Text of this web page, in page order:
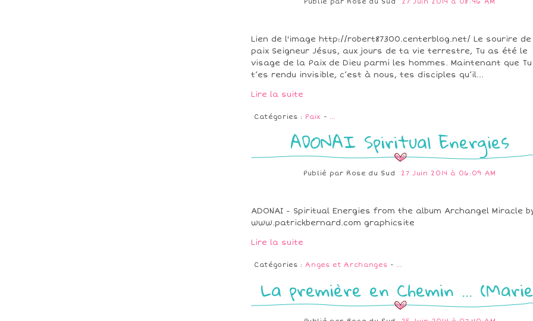
Publié par Rose du Sud 27 Juin 2014 à 08:46 AM
Lien de l'image http://robert87300.centerblog.net/ Le sourire de
paix Seigneur Jésus, aux jours de ta vie terrestre, Tu as été le
visage de la Paix de Dieu parmi les hommes. Maintenant que Tu
t’es rendu invisible, c’est à nous, tes disciples qu’il...
Lire la suite
Catégories : Paix - …
ADONAI Spiritual Energies
Publié par Rose du Sud 27 Juin 2014 à 06:09 AM
ADONAI - Spiritual Energies from the album Archangel Miracle
www.patrickbernard.com graphicsite
Lire la suite
Catégories :Anges et Archanges - …
La première en Chemin ...